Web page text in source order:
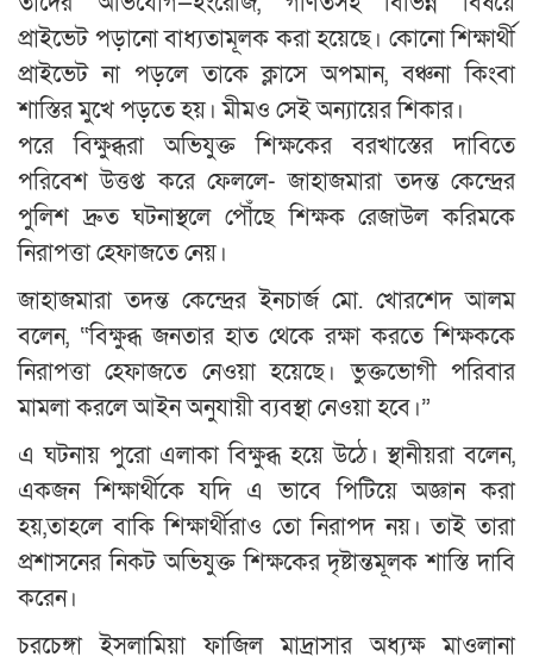
প্রাইভেট পড়ানো বাধ্যতামূলক করা হয়েছে। কোনো শিক্ষার্থী
প্রাইভেট না পড়লে তাকে ক্লাসে অপমান, বঞ্চনা কিংবা
শাস্তির মুখে পড়তে হয়। মীমও সেই অন্যায়ের শিকার।
পরে বিক্ষুব্ধরা অভিযুক্ত শিক্ষকের বরখাস্তের দাবিতে
পরিবেশ উত্তপ্ত করে ফেললে- জাহাজমারা তদন্ত কেন্দ্রের
পুলিশ দ্রুত ঘটনাস্থলে পৌঁছে শিক্ষক রেজাউল করিমকে
নিরাপত্তা হেফাজতে নেয়।
জাহাজমারা তদন্ত কেন্দ্রের ইনচার্জ মো. খোরশেদ আলম
বলেন, “বিক্ষুব্ধ জনতার হাত থেকে রক্ষা করতে শিক্ষককে
নিরাপত্তা হেফাজতে নেওয়া হয়েছে। ভুক্তভোগী পরিবার
মামলা করলে আইন অনুযায়ী ব্যবস্থা নেওয়া হবে।”
এ ঘটনায় পুরো এলাকা বিক্ষুব্ধ হয়ে উঠে। স্থানীয়রা বলেন,
একজন শিক্ষার্থীকে যদি এ ভাবে পিটিয়ে অজ্ঞান করা
হয়,তাহলে বাকি শিক্ষার্থীরাও তো নিরাপদ নয়। তাই তারা
প্রশাসনের নিকট অভিযুক্ত শিক্ষকের দৃষ্টান্তমূলক শাস্তি দাবি
করেন।
চরচেঙ্গা ইসলামিয়া ফাজিল মাদ্রাসার অধ্যক্ষ মাওলানা